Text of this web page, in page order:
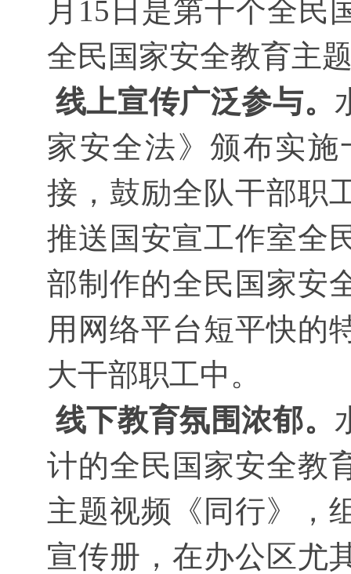
月15日是第十个全民
全民国家安全教育主
线上宣传广泛参与。
家安全法》颁布实
接，鼓励全队干部职
推送国安宣工作室全
部制作的全民国家安
用网络平台短平快的
大干部职工中。
线下教育氛围浓郁。
计的全民国家安全教
主题视频《同行》，
宣传册，在办公区尤